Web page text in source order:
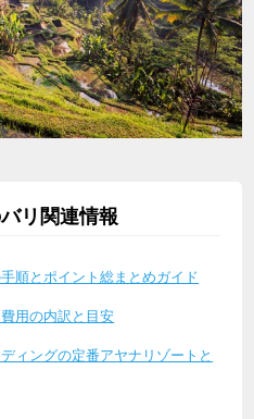
リ関連情報
順とポイント総まとめガイド
用の内訳と目安
ィングの定番アヤナリゾートと